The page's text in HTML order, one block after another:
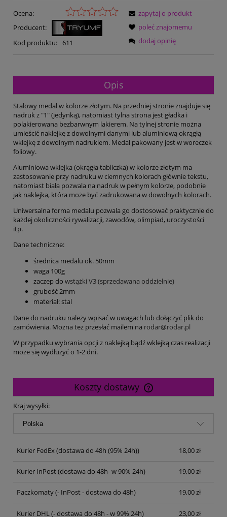
Ocena:
Producent:
Kod produktu: 611
zapytaj o produkt
poleć znajomemu
dodaj opinię
Opis
Stalowy medal w kolorze złotym. Na przedniej stronie znajduje się
nadruk z "1" (jedynką), natomiast tylna strona jest gładka i
polakierowana bezbarwnym lakierem. Na tylnej stronie można
umieścić naklejkę z dowolnymi danymi lub aluminiową okrągłą
wklejkę z dowolnym nadrukiem. Medal pakowany jest w woreczek
foliowy.
Aluminiowa wklejka (okrągła tabliczka) w kolorze złotym ma
zastosowanie przy nadruku w ciemnych kolorach głównie tekstu,
natomiast biała pozwala na nadruk w pełnym kolorze, podobnie
jak naklejka, która może być zadrukowana w dowolnych kolorach.
Uniwersalna forma medalu pozwala go dostosować praktycznie do
każdej okoliczności rywalizacji, zawodów, olimpiad, uroczystości
itp.
Dane techniczne:
średnica medalu ok. 50mm
waga 100g
zaczep do wstążki V3 (sprzedawana oddzielnie)
grubość 2mm
materiał: stal
Dane do nadruku należy wpisać w uwagach lub dołączyć plik do
zamówienia. Można też przesłać mailem na rodar@rodar.pl
W przypadku wybrania opcji z naklejką bądź wklejką czas realizacji
może się wydłużyć o 1-2 dni.
Koszty dostawy
Cena nie zawiera ewentualnych kosztów płatności
Kraj wysyłki:
Kurier FedEx(dostawa do 48h (95% 24h)) 18,00 zł
Kurier InPost(dostawa do 48h- w 90% 24h) 19,00 zł
Paczkomaty(- InPost - dostawa do 48h) 19,00 zł
Kurier DHL(- dostawa do 48h - w 99% 24h) 23,00 zł